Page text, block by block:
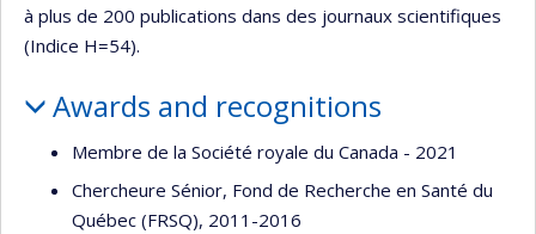
à plus de 200 publications dans des journaux scientifiques
(Indice H=54).
Awards and recognitions
Membre de la Société royale du Canada - 2021
Chercheure Sénior, Fond de Recherche en Santé du
Québec (FRSQ), 2011-2016